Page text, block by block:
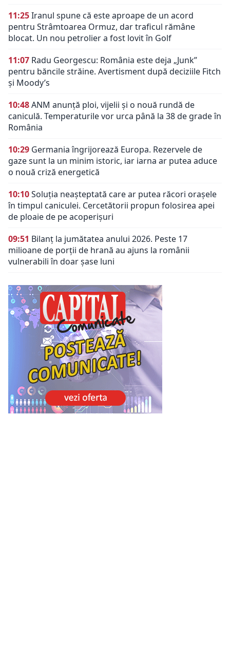
11:25Iranul spune că este aproape de un acord
pentru Strâmtoarea Ormuz, dar traficul rămâne
blocat. Un nou petrolier a fost lovit în Golf
11:07 Radu Georgescu: România este deja „Junk”
pentru băncile străine. Avertisment după deciziile Fitch
și Moody’s
10:48ANM anunță ploi, vijelii și o nouă rundă de
caniculă. Temperaturile vor urca până la 38 de grade în
România
10:29 Germania îngrijorează Europa. Rezervele de
gaze sunt la un minim istoric, iar iarna ar putea aduce
o nouă criză energetică
10:10Soluția neașteptată care ar putea răcori orașele
în timpul caniculei. Cercetătorii propun folosirea apei
de ploaie de pe acoperișuri
09:51 Bilanț la jumătatea anului 2026. Peste 17
milioane de porții de hrană au ajuns la românii
vulnerabili în doar șase luni